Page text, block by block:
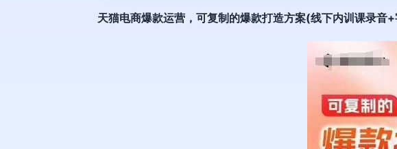
天猫电商爆款运营 ，可复制的爆款打造方案(线下内训课录音